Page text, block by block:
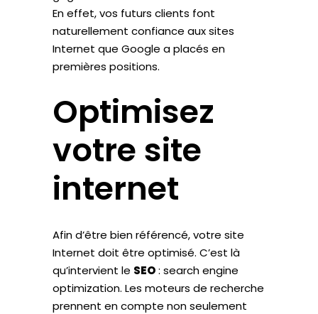
En effet, vos futurs clients font
naturellement confiance aux sites
Internet que Google a placés en
premières positions.
Optimisez
votre site
internet
Afin d’être bien référencé, votre site
Internet doit être optimisé. C’est là
qu’intervient le SEO: search engine
optimization. Les moteurs de recherche
prennent en compte non seulement